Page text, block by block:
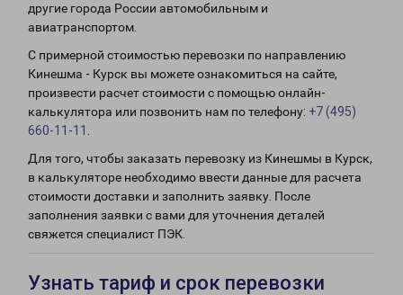
другие города России автомобильным и
авиатранспортом.
С примерной стоимостью перевозки по направлению
Кинешма - Курск вы можете ознакомиться на сайте,
произвести расчет стоимости с помощью онлайн-
калькулятора или позвонить нам по телефону: +7 (495)
660-11-11
Для того, чтобы заказать перевозку из Кинешмы в Курск,
в калькуляторе необходимо ввести данные для расчета
стоимости доставки и заполнить заявку. После
заполнения заявки с вами для уточнения деталей
свяжется специалист ПЭК.
Узнать тариф и срок перевозки